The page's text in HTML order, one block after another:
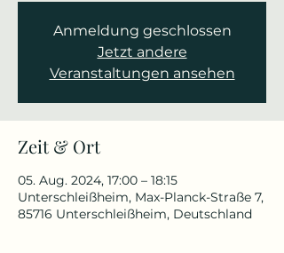
Anmeldung geschlossen
Jetzt andere
Veranstaltungen ansehen
Zeit & Ort
05. Aug. 2024, 17:00 – 18:15
Unterschleißheim, Max-Planck-Straße 7,
85716 Unterschleißheim, Deutschland